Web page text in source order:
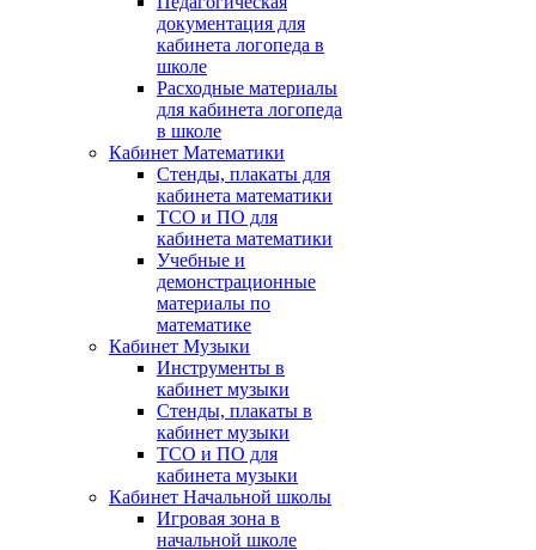
документация для
кабинета логопеда в
школе
Расходные материалы
для кабинета логопеда
в школе
Кабинет Математики
Стенды, плакаты для
кабинета математики
ТСО и ПО для
кабинета математики
Учебные и
демонстрационные
материалы по
математике
Кабинет Музыки
Инструменты в
кабинет музыки
Стенды, плакаты в
кабинет музыки
ТСО и ПО для
кабинета музыки
Кабинет Начальной школы
Игровая зона в
начальной школе